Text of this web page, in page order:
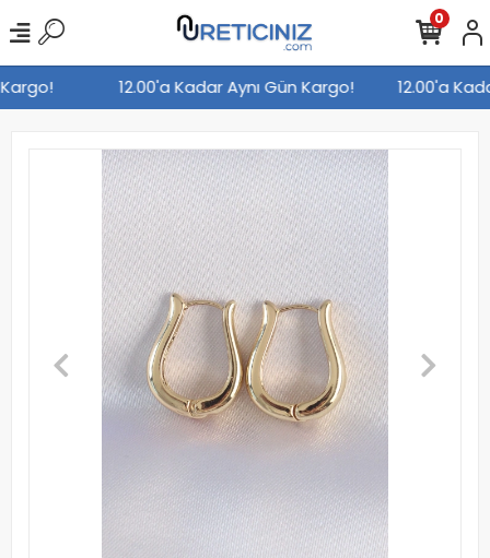
12.00'a Kadar Aynı Gün Kargo! 12.00'a
0